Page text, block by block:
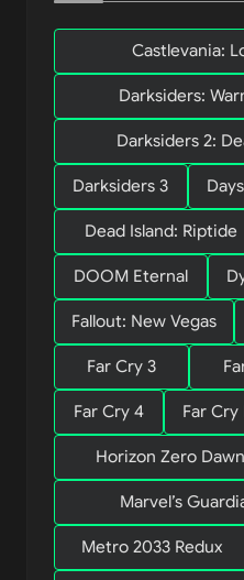
Castlevania:
Darksiders:
Darksiders 2:
Darksiders 3
Dead Island: Riptide
DOOM Eternal
Fallout: New Vegas
Far Cry 3
Far Cry 4 Far Cry
Horizon Zero Dawn
Marvel’s
Metro 2033 Redux